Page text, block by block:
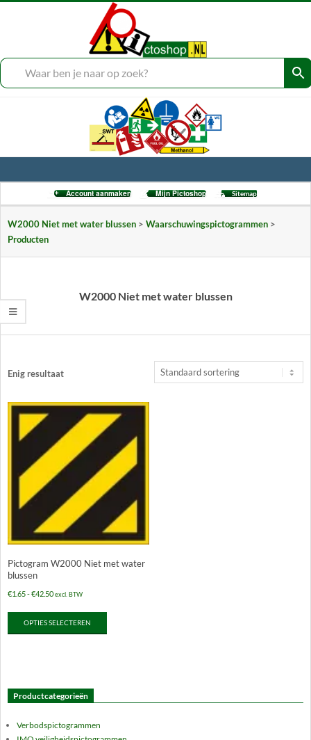
Navigation
Menu
Account aanmaken Mijn Pictoshop Sitemap
W2000 Niet met water blussen > Waarschuwingspictogrammen >
Producten
W2000 Niet met water blussen
Enig resultaat
Pictogram W2000 Niet met water
blussen
€1.65-€42.50Prijsklasse:
tot
excl. BTW
OPTIES SELECTEREN
Dit
optie
Productcategorieën
Verbodspictogrammen